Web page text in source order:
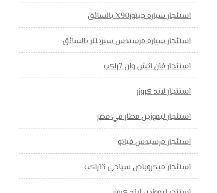
استئجار سياره جيتورX90 بالسائق
استئجار سياره مرسيدس سبرينتر بالسائق
استئجار فان اتش وان 7راكب
استئجار لاند كروزر
استئجار ليموزين مطار في مصر
استئجار مرسيدس فيانو
استئجار ميكروباص سياحي 13راكب